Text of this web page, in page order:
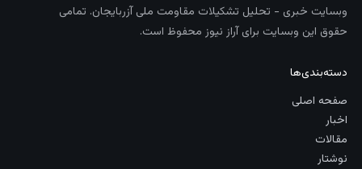
وبسایت خبری - تحلیل تشکیلات مقاومت ملی آزربایجان. تمامی
حقوق این وبسایت برای آراز نیوز محفوظ است.
دسته‌بندی‌ها
صفحه اصلی
اخبار
مقالات
نوشتار